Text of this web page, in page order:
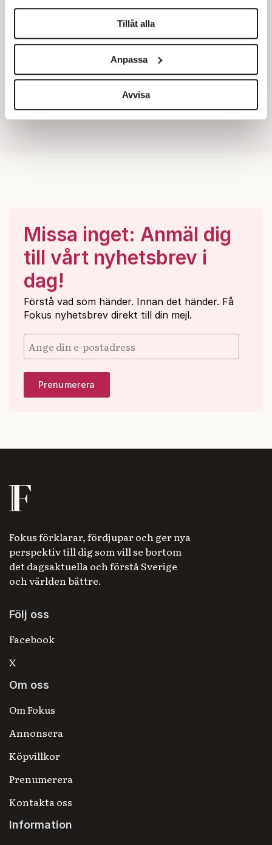
helst från cookie-förklaringen.
Vi använder enhetsidentifierare för att anpassa innehållet
för sociala medier och analysera vår trafik. Vi
vidarebefordrar även sådana identifierare och annan
information från din enhet till de sociala medier och
annons- och analysföretag som vi samarbetar med.
Tillåt alla
Anpassa
Avvisa
Missa inget: Anmäl dig
till vårt nyhetsbrev i
dag!
Förstå vad som händer. Innan det händer. Få
Fokus nyhetsbrev direkt till din mejl.
Fokus förklarar, fördjupar och ger nya
perspektiv till dig som vill se bortom
det dagsaktuella och förstå Sverige
och världen bättre.
Följ oss
Facebook
X
Om oss
Om Fokus
Annonsera
Köpvillkor
Prenumerera
Kontakta oss
Information